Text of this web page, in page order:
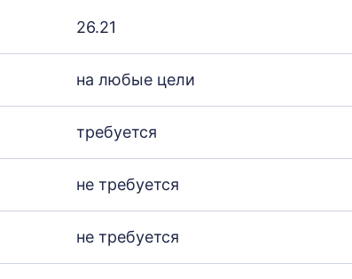
26.21
на любые цели
требуется
не требуется
не требуется